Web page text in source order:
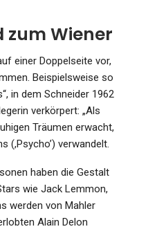
zum Wiener
einer Doppelseite vor,
Beispielsweise so
in dem Schneider 1962
verkörpert: „Als
Träumen erwacht,
(,Psycho’) verwandelt.
haben die Gestalt
wie Jack Lemmon,
werden von Mahler
Alain Delon